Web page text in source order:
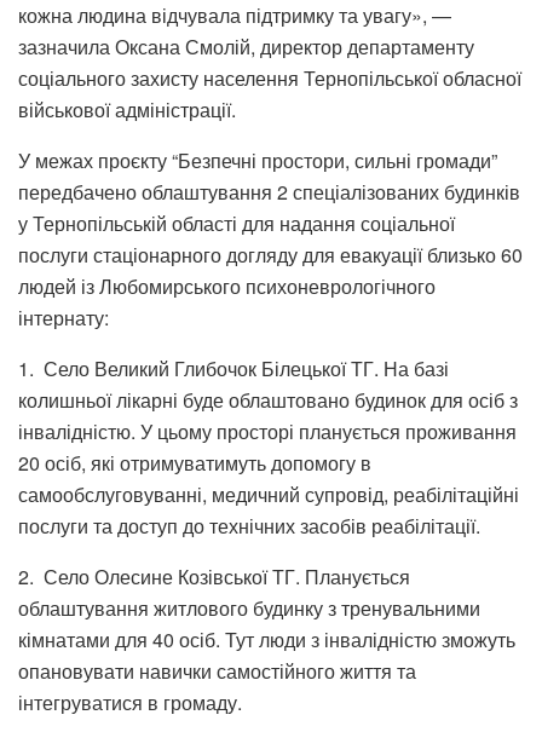
кожна людина відчувала підтримку та увагу», —
зазначила Оксана Смолій, директор департаменту
соціального захисту населення Тернопільської обласної
військової адміністрації.
У межах проєкту “Безпечні простори, сильні громади”
передбачено облаштування 2 спеціалізованих будинків
у Тернопільській області для надання соціальної
послуги стаціонарного догляду для евакуації близько 60
людей із Любомирського психоневрологічного
інтернату:
1. Село Великий Глибочок Білецької ТГ. На базі
колишньої лікарні буде облаштовано будинок для осіб з
інвалідністю. У цьому просторі планується проживання
20 осіб, які отримуватимуть допомогу в
самообслуговуванні, медичний супровід, реабілітаційні
послуги та доступ до технічних засобів реабілітації.
2. Село Олесине Козівської ТГ. Планується
облаштування житлового будинку з тренувальними
кімнатами для 40 осіб. Тут люди з інвалідністю зможуть
опановувати навички самостійного життя та
інтегруватися в громаду.